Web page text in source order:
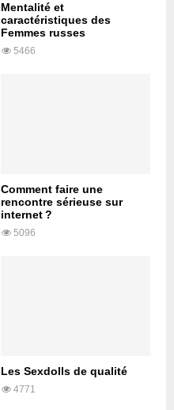
Mentalité et
caractéristiques des
Femmes russes
5466
Comment faire une
rencontre sérieuse sur
internet ?
5096
Les Sexdolls de qualité
4771